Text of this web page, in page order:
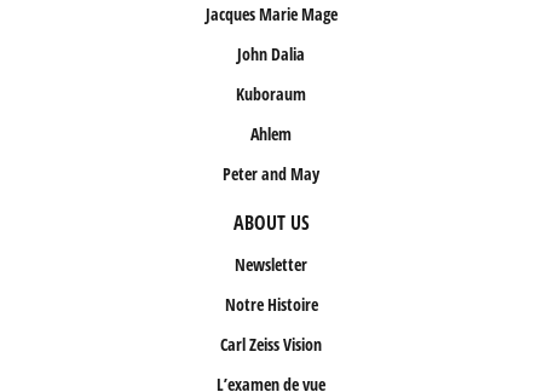
Jacques Marie Mage
John Dalia
Kuboraum
Ahlem
Peter and May
ABOUT US
Newsletter
Notre Histoire
Carl Zeiss Vision
L’examen de vue